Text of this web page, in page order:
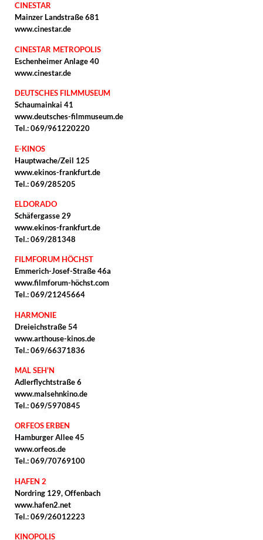
CINESTAR
Mainzer Landstraße 681
www.cinestar.de
CINESTAR METROPOLIS
Eschenheimer Anlage 40
www.cinestar.de
DEUTSCHES FILMMUSEUM
Schaumainkai 41
www.deutsches-filmmuseum.de
Tel.: 069/961220220
E-KINOS
Hauptwache/Zeil 125
www.ekinos-frankfurt.de
Tel.: 069/285205
ELDORADO
Schäfergasse 29
www.ekinos-frankfurt.de
Tel.: 069/281348
FILMFORUM HÖCHST
Emmerich-Josef-Straße 46a
www.filmforum-höchst.com
Tel.: 069/21245664
HARMONIE
Dreieichstraße 54
www.arthouse-kinos.de
Tel.: 069/66371836
MAL SEH'N
Adlerflychtstraße 6
www.malsehnkino.de
Tel.: 069/5970845
ORFEOS ERBEN
Hamburger Allee 45
www.orfeos.de
Tel.: 069/70769100
HAFEN 2
Nordring 129, Offenbach
www.hafen2.net
Tel.: 069/26012223
KINOPOLIS